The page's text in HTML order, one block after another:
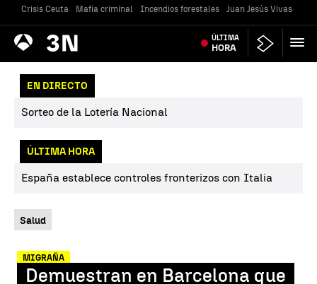
Crisis Ceuta Mafia criminal Incendios forestales Juan Jesús Vivas
Antena
3 Noticias ÚLTIMA
HORA
EN DIRECTO
Sorteo de la Lotería Nacional
ÚLTIMA HORA
España establece controles fronterizos con Italia
Salud
MIGRAÑA
Demuestran en Barcelona que